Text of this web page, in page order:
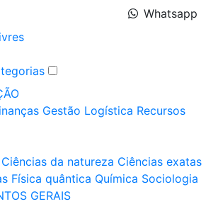
Whatsapp
Gestão Logística Recursos
Ciências da natureza Ciências exatas
Física quântica Química Sociologia
GERAIS